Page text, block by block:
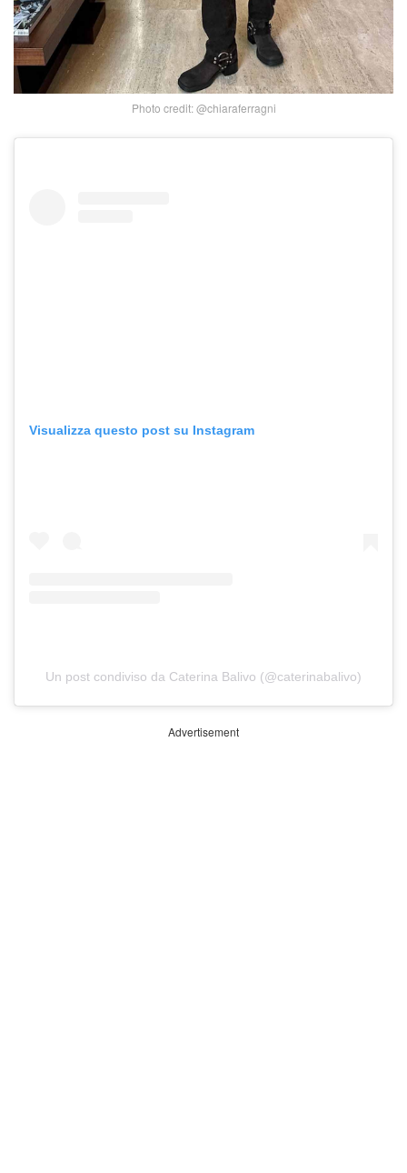
Photo credit: @chiaraferragni
Visualizza questo post su Instagram
Un post condiviso da Caterina Balivo (@caterinabalivo)
Advertisement